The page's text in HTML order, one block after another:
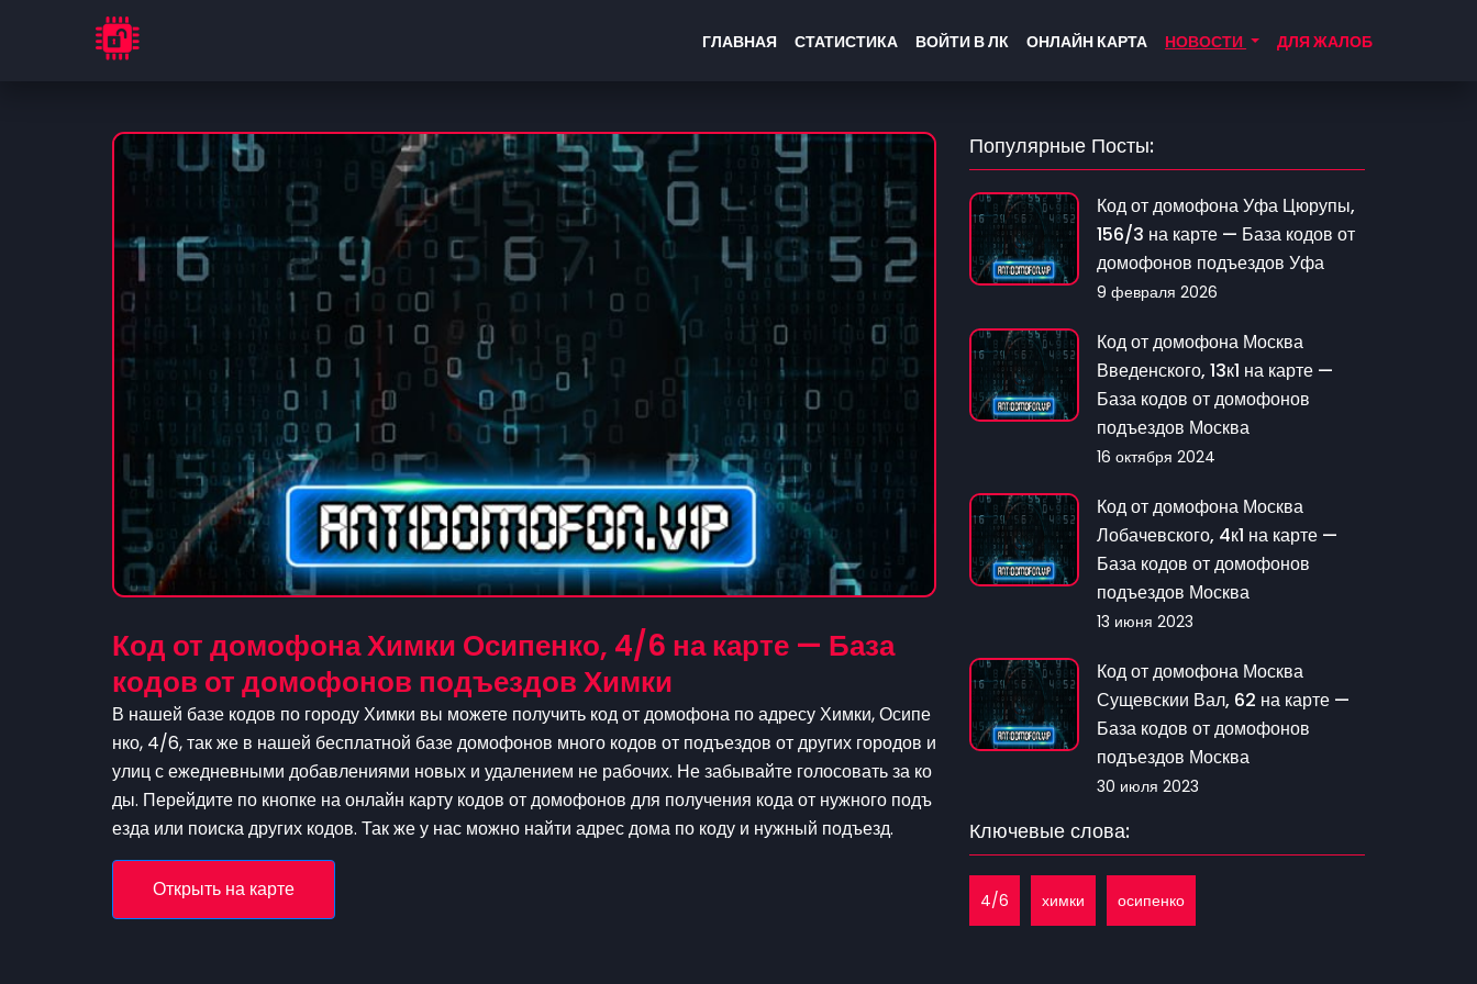
ГЛАВНАЯ СТАТИСТИКА ВОЙТИ В ЛК ОНЛАЙН КАРТА НОВОСТИ ДЛЯ ЖАЛОБ
Код от домофона Химки Осипенко, 4/6 на карте — База
кодов от домофонов подъездов Химки
В нашей базе кодов по городу Химки вы можете получить код от домофона по адресу Химки, Осипе
нко, 4/6, так же в нашей бесплатной базе домофонов много кодов от подъездов от других городов и
улиц с ежедневными добавлениями новых и удалением не рабочих. Не забывайте голосовать за ко
ды. Перейдите по кнопке на онлайн карту кодов от домофонов для получения кода от нужного подъ
езда или поиска других кодов. Так же у нас можно найти адрес дома по коду и нужный подъезд.
Открыть на карте
Популярные Посты:
Код от домофона Уфа Цюрупы,
156/3 на карте — База кодов от
домофонов подъездов Уфа
9 февраля 2026
Код от домофона Москва
Введенского, 13к1 на карте —
База кодов от домофонов
подъездов Москва
16 октября 2024
Код от домофона Москва
Лобачевского, 4к1 на карте —
База кодов от домофонов
подъездов Москва
13 июня 2023
Код от домофона Москва
Сущевскии Вал, 62 на карте —
База кодов от домофонов
подъездов Москва
30 июля 2023
Ключевые слова:
4/6 химки осипенко